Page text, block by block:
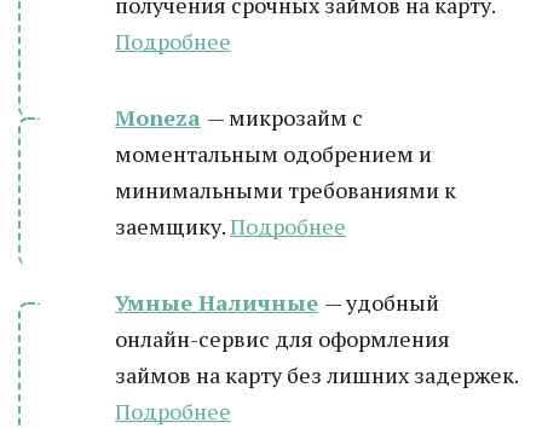
Подробнее
Moneza — микрозайм с
моментальным одобрением и
минимальными требованиями к
заемщику.Подробнее
Умные Наличные — удобный
онлайн-сервис для оформления
займов на карту без лишних задержек.
Подробнее